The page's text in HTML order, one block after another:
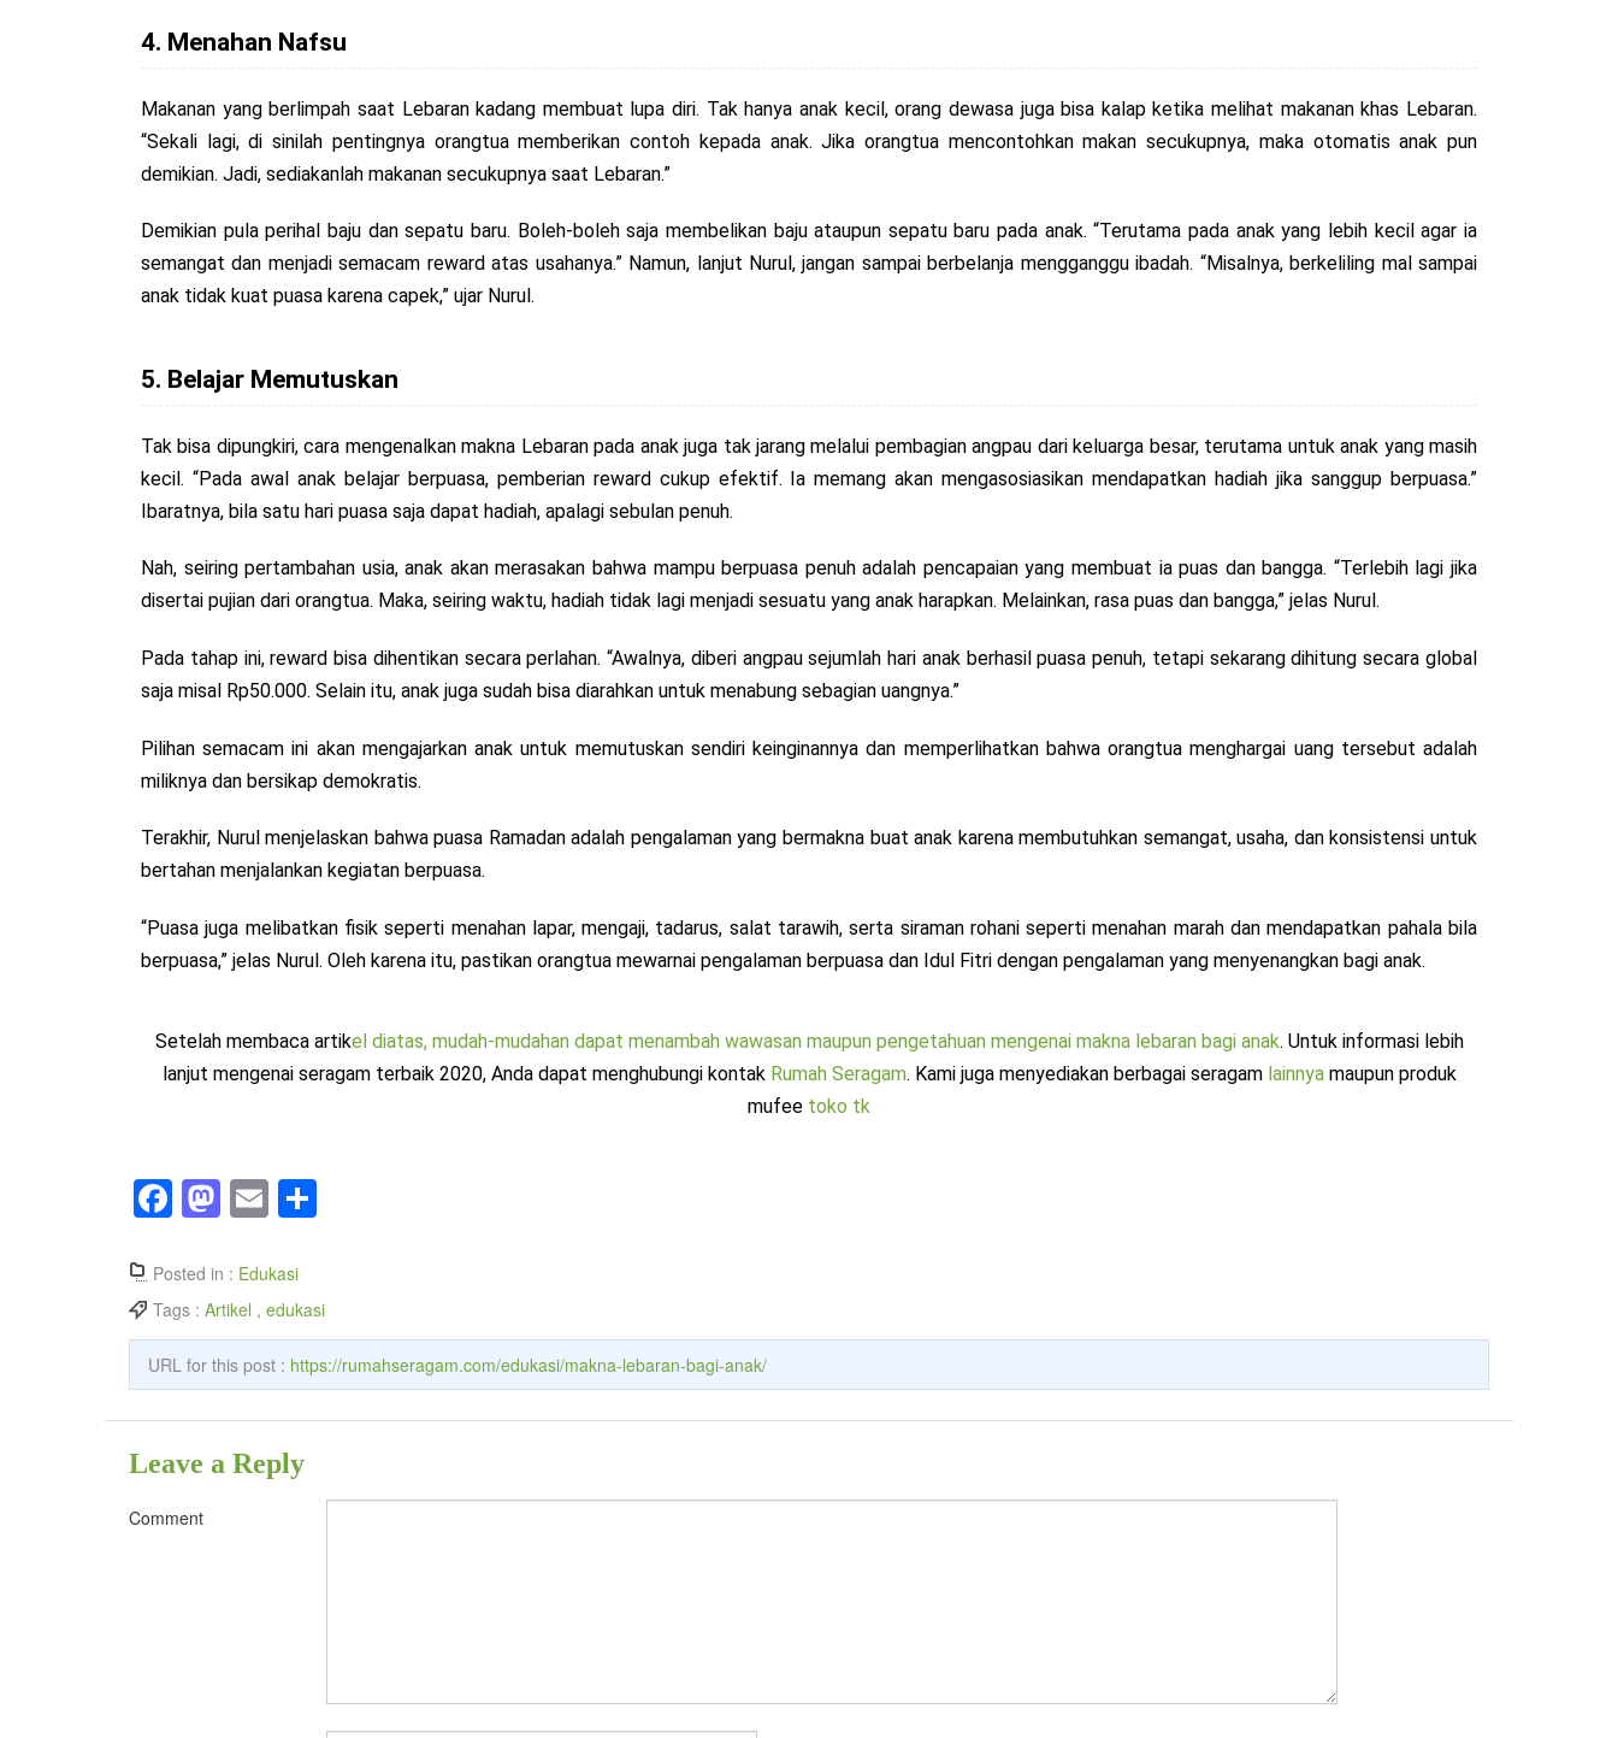
4. Menahan Nafsu
Makanan yang berlimpah saat Lebaran kadang membuat lupa diri. Tak hanya anak kecil, orang dewasa juga bisa kalap ketika melihat makanan khas Lebaran.
“Sekali lagi, di sinilah pentingnya orangtua memberikan contoh kepada anak. Jika orangtua mencontohkan makan secukupnya, maka otomatis anak pun
demikian. Jadi, sediakanlah makanan secukupnya saat Lebaran.”
Demikian pula perihal baju dan sepatu baru. Boleh-boleh saja membelikan baju ataupun sepatu baru pada anak. “Terutama pada anak yang lebih kecil agar ia
semangat dan menjadi semacam reward atas usahanya.” Namun, lanjut Nurul, jangan sampai berbelanja mengganggu ibadah. “Misalnya, berkeliling mal sampai
anak tidak kuat puasa karena capek,” ujar Nurul.
5. Belajar Memutuskan
Tak bisa dipungkiri, cara mengenalkan makna Lebaran pada anak juga tak jarang melalui pembagian angpau dari keluarga besar, terutama untuk anak yang masih
kecil. “Pada awal anak belajar berpuasa, pemberian reward cukup efektif. Ia memang akan mengasosiasikan mendapatkan hadiah jika sanggup berpuasa.”
Ibaratnya, bila satu hari puasa saja dapat hadiah, apalagi sebulan penuh.
Nah, seiring pertambahan usia, anak akan merasakan bahwa mampu berpuasa penuh adalah pencapaian yang membuat ia puas dan bangga. “Terlebih lagi jika
disertai pujian dari orangtua. Maka, seiring waktu, hadiah tidak lagi menjadi sesuatu yang anak harapkan. Melainkan, rasa puas dan bangga,” jelas Nurul.
Pada tahap ini, reward bisa dihentikan secara perlahan. “Awalnya, diberi angpau sejumlah hari anak berhasil puasa penuh, tetapi sekarang dihitung secara global
saja misal Rp50.000. Selain itu, anak juga sudah bisa diarahkan untuk menabung sebagian uangnya.”
Pilihan semacam ini akan mengajarkan anak untuk memutuskan sendiri keinginannya dan memperlihatkan bahwa orangtua menghargai uang tersebut adalah
miliknya dan bersikap demokratis.
Terakhir, Nurul menjelaskan bahwa puasa Ramadan adalah pengalaman yang bermakna buat anak karena membutuhkan semangat, usaha, dan konsistensi untuk
bertahan menjalankan kegiatan berpuasa.
“Puasa juga melibatkan fisik seperti menahan lapar, mengaji, tadarus, salat tarawih, serta siraman rohani seperti menahan marah dan mendapatkan pahala bila
berpuasa,” jelas Nurul. Oleh karena itu, pastikan orangtua mewarnai pengalaman berpuasa dan Idul Fitri dengan pengalaman yang menyenangkan bagi anak.
Setelah membaca artikel diatas, mudah-mudahan dapat menambah wawasan maupun pengetahuan mengenai makna lebaran bagi anak. Untuk informasi lebih
lanjut mengenai seragam terbaik 2020, Anda dapat menghubungi kontak Rumah Seragam. Kami juga menyediakan berbagai seragam lainnyamaupun produk
mufee toko tk
Fa
bo
ok
M
to
do
n
E
ail
Posted in : Edukasi
Tags : Artikel , edukasi
URL for this post : https://rumahseragam.com/edukasi/makna-lebaran-bagi-anak/
Leave a Reply
Comment